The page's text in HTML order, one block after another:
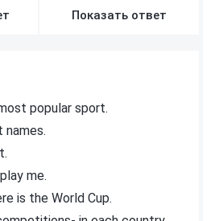
Показать ответ
popular sport.
names.
me.
is the World Cup.